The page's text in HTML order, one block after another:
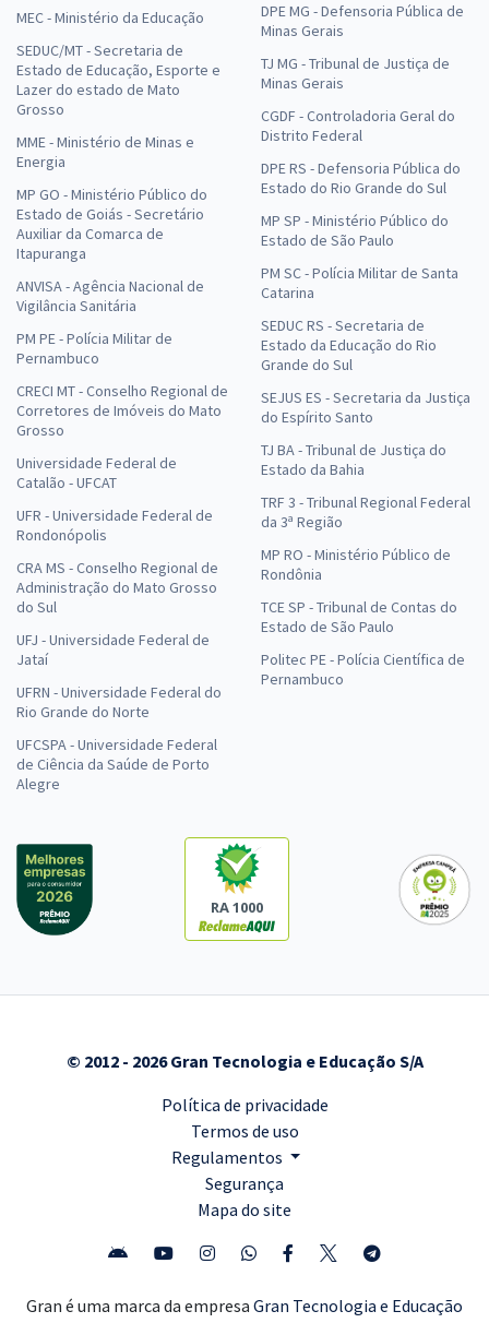
MEC - Ministério da Educação
SEDUC/MT - Secretaria de
Estado de Educação, Esporte e
Lazer do estado de Mato
Grosso
MME - Ministério de Minas e
Energia
MP GO - Ministério Público do
Estado de Goiás - Secretário
Auxiliar da Comarca de
Itapuranga
ANVISA - Agência Nacional de
Vigilância Sanitária
PM PE - Polícia Militar de
Pernambuco
CRECI MT - Conselho Regional de
Corretores de Imóveis do Mato
Grosso
Universidade Federal de
Catalão - UFCAT
UFR - Universidade Federal de
Rondonópolis
CRA MS - Conselho Regional de
Administração do Mato Grosso
do Sul
UFJ - Universidade Federal de
Jataí
UFRN - Universidade Federal do
Rio Grande do Norte
UFCSPA - Universidade Federal
de Ciência da Saúde de Porto
Alegre
DPE MG - Defensoria Pública de
Minas Gerais
TJ MG - Tribunal de Justiça de
Minas Gerais
CGDF - Controladoria Geral do
Distrito Federal
DPE RS - Defensoria Pública do
Estado do Rio Grande do Sul
MP SP - Ministério Público do
Estado de São Paulo
PM SC - Polícia Militar de Santa
Catarina
SEDUC RS - Secretaria de
Estado da Educação do Rio
Grande do Sul
SEJUS ES - Secretaria da Justiça
do Espírito Santo
TJ BA - Tribunal de Justiça do
Estado da Bahia
TRF 3 - Tribunal Regional Federal
da 3ª Região
MP RO - Ministério Público de
Rondônia
TCE SP - Tribunal de Contas do
Estado de São Paulo
Politec PE - Polícia Científica de
Pernambuco
RA 1000
© 2012 - 2026 Gran Tecnologia e Educação S/A
Política de privacidade
Termos de uso
Regulamentos
Segurança
Mapa do site
Gran é uma marca da empresa Gran Tecnologia e Educação